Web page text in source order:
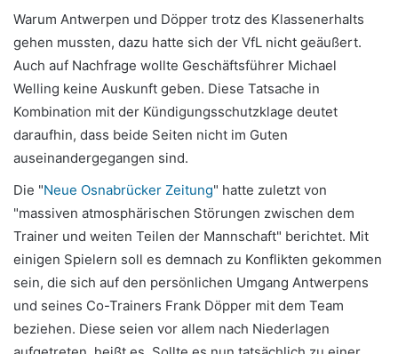
Warum Antwerpen und Döpper trotz des Klassenerhalts
gehen mussten, dazu hatte sich der VfL nicht geäußert.
Auch auf Nachfrage wollte Geschäftsführer Michael
Welling keine Auskunft geben. Diese Tatsache in
Kombination mit der Kündigungsschutzklage deutet
daraufhin, dass beide Seiten nicht im Guten
auseinandergegangen sind.
Die "Neue Osnabrücker Zeitung" hatte zuletzt von
"massiven atmosphärischen Störungen zwischen dem
Trainer und weiten Teilen der Mannschaft" berichtet. Mit
einigen Spielern soll es demnach zu Konflikten gekommen
sein, die sich auf den persönlichen Umgang Antwerpens
und seines Co-Trainers Frank Döpper mit dem Team
beziehen. Diese seien vor allem nach Niederlagen